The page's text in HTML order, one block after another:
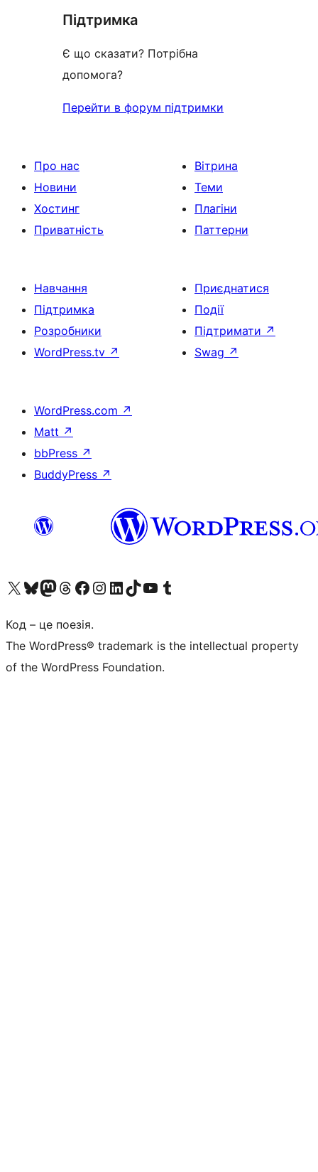
reviews
Підтримка
Є що сказати? Потрібна
допомога?
Перейти в форум підтримки
Про нас
Новини
Хостинг
Приватність
Вітрина
Теми
Плагіни
Паттерни
Навчання
Підтримка
Розробники
WordPress.tv ↗
Приєднатися
Події
Підтримати ↗
Swag ↗
WordPress.com ↗
Matt ↗
bbPress ↗
BuddyPress ↗
Visit our X (formerly Twitter) account
Visit our Bluesky account
Завітайте до нашої стрічки в Mastodon
Visit our Threads account
Завітайте на нашу сторінку в Facebook
Visit our Instagram account
Visit our LinkedIn account
Visit our TikTok account
Visit our YouTube channel
Visit our Tumblr account
Код – це поезія.
The WordPress® trademark is the intellectual property
of the WordPress Foundation.